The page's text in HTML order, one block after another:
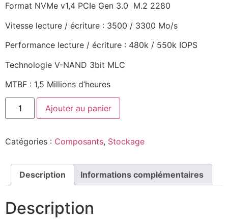
Format NVMe v1,4 PCIe Gen 3.0 M.2 2280
Vitesse lecture / écriture : 3500 / 3300 Mo/s
Performance lecture / écriture : 480k / 550k IOPS
Technologie V-NAND 3bit MLC
MTBF : 1,5 Millions d’heures
Ajouter au panier
Catégories : Composants, Stockage
Description Informations complémentaires
Description